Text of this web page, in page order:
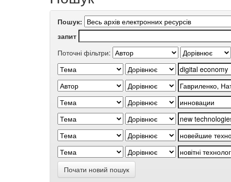
Пошук:
запит
Поточні фільтри:
Почати новий пошук